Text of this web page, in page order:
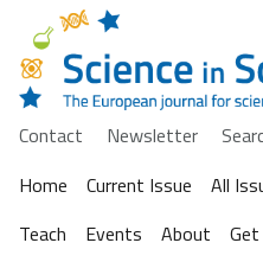
Contact Newsletter
Home
Current Issue All
Teach
Events About